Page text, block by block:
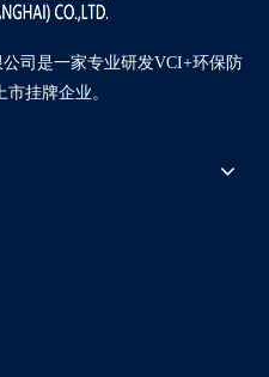
司是一家专业研发VCI+环保防
挂牌企业。